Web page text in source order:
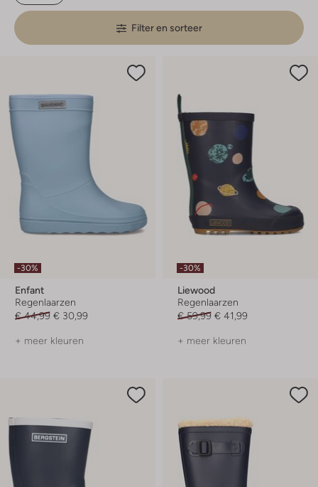
Filter en sorteer
-30%
Enfant
Regenlaarzen
€ 44,99 € 30,99
+ meer kleuren
-30%
Liewood
Regenlaarzen
€ 59,99 € 41,99
+ meer kleuren